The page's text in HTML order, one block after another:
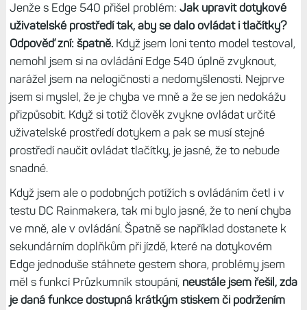
Jenže s Edge 540 přišel problém: Jak upravit dotykové
uživatelské prostředí tak, aby se dalo ovládat i tlačítky?
Odpověď zní: špatně.Když jsem loni tento model testoval,
nemohl jsem si na ovládání Edge 540 úplně zvyknout,
narážel jsem na nelogičnosti a nedomyšlenosti. Nejprve
jsem si myslel, že je chyba ve mně a že se jen nedokážu
přizpůsobit. Když si totiž člověk zvykne ovládat určité
uživatelské prostředí dotykem a pak se musí stejné
prostředí naučit ovládat tlačítky, je jasné, že to nebude
snadné.
Když jsem ale o podobných potížích s ovládáním četl i v
testu DC Rainmakera, tak mi bylo jasné, že to není chyba
ve mně, ale v ovládání. Špatně se například dostanete k
sekundárním doplňkům při jízdě, které na dotykovém
Edge jednoduše stáhnete gestem shora, problémy jsem
měl s funkcí Průzkumník stoupání, neustále jsem řešil, zda
je daná funkce dostupná krátkým stiskem či podržením